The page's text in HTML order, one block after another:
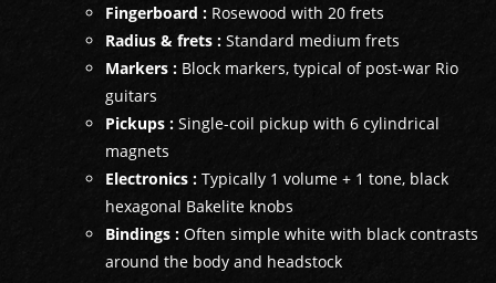
Fingerboard : Rosewood with 20 frets
Radius & frets : Standard medium frets
Markers : Block markers, typical of post-war Rio
guitars
Pickups : Single-coil pickup with 6 cylindrical
magnets
Electronics : Typically 1 volume + 1 tone, black
hexagonal Bakelite knobs
Bindings : Often simple white with black contrasts
around the body and headstock